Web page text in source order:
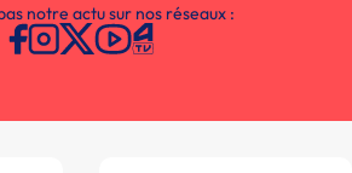
notre actu sur nos réseaux :